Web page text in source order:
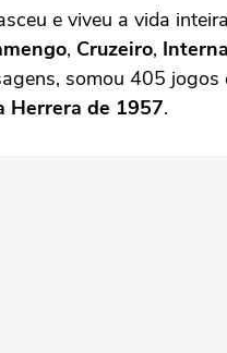
e viveu a vida
, Cruzeiro,
somou 405 jogos
Herrera de 1957.